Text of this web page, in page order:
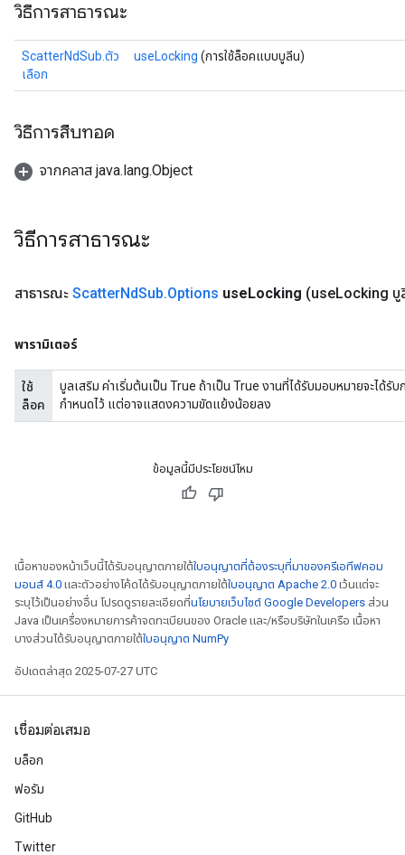
วิธีการสาธารณะ
ScatterNdSub.ตัว
เลือก
useLocking (การใช้ล็อคแบบบูลีน)
วิธีการสืบทอด
จากคลาส java.lang.Object
วิธีการสาธารณะ
สาธารณะ ScatterNdSub.Options useLocking (useLocking บู
พารามิเตอร์
ใช้
ล็อค
บูลเสริม ค่าเริ่มต้นเป็น True ถ้าเป็น True งานที่ได้รับมอบหมายจะได้รั
กำหนดไว้ แต่อาจแสดงความขัดแย้งน้อยลง
ข้อมูลนี้มีประโยชน์ไหม
เนื้อหาของหน้าเว็บนี้ได้รับอนุญาตภายใต้ใบอนุญาตที่ต้องระบุที่มาของครีเอทีฟคอม
มอนส์ 4.0 และตัวอย่างโค้ดได้รับอนุญาตภายใต้ใบอนุญาต Apache 2.0 เว้นแต่จะ
ระบุไว้เป็นอย่างอื่น โปรดดูรายละเอียดที่นโยบายเว็บไซต์ Google Developers ส่วน
Java เป็นเครื่องหมายการค้าจดทะเบียนของ Oracle และ/หรือบริษัทในเครือ เนื้อหา
บางส่วนได้รับอนุญาตภายใต้ใบอนุญาต NumPy
อัปเดตล่าสุด 2025-07-27 UTC
เชื่อมต่อเสมอ
บล็อก
ฟอรัม
GitHub
Twitter